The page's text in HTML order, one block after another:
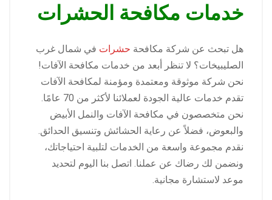
خدمات مكافحة الحشرات
هل تبحث عن شركة مكافحة حشرات في شمال غرب
الصليبيخات؟ لا تنظر أبعد من خدمات مكافحة الآفات!
نحن شركة موثوقة ومعتمدة ومؤمنة لمكافحة الآفات
تقدم خدمات عالية الجودة لعملائنا لأكثر من 70 عامًا.
نحن متخصصون في مكافحة الآفات والنمل الأبيض
والبعوض، فضلاً عن رعاية الحشائش وتنسيق الحدائق.
نقدم مجموعة واسعة من الخدمات لتلبية احتياجاتك،
ونضمن لك رضاك ​​عن عملنا. اتصل بنا اليوم لتحديد
موعد لاستشارة مجانية.